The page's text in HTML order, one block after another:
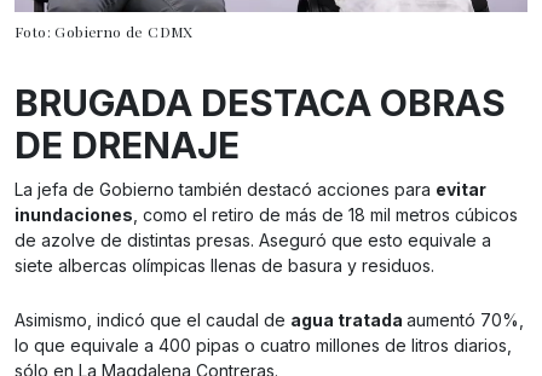
Foto: Gobierno de CDMX
BRUGADA DESTACA OBRAS
DE DRENAJE
La jefa de Gobierno también destacó acciones para evitar
inundaciones , como el retiro de más de 18 mil metros cúbicos
de azolve de distintas presas. Aseguró que esto equivale a
siete albercas olímpicas llenas de basura y residuos.
Asimismo, indicó que el caudal de agua tratada aumentó 70%,
lo que equivale a 400 pipas o cuatro millones de litros diarios,
sólo en La Magdalena Contreras.